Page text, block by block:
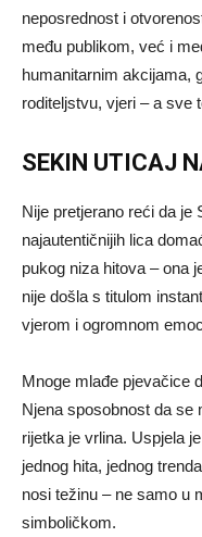
neposrednost i
među publikom, već i
humanitarnim akcijama,
roditeljstvu, vjeri – a sve
SEKIN UTICAJ
Nije pretjerano reći da je
najautentičnijih lica
pukog niza hitova – ona
nije došla s titulom
vjerom i ogromnom
Mnoge mlađe pjevačice
Njena sposobnost da se
rijetka je vrlina. Uspjela
jednog hita, jednog
nosi težinu – ne samo u
simboličkom.